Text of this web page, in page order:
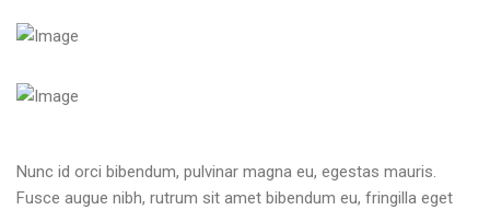
Nunc id orci bibendum, pulvinar magna eu, egestas mauris.
Fusce augue nibh, rutrum sit amet bibendum eu, fringilla eget